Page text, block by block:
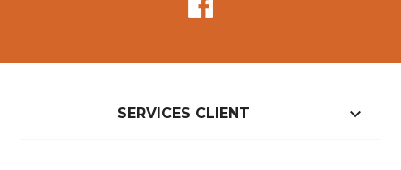
SERVICES CLIENT 